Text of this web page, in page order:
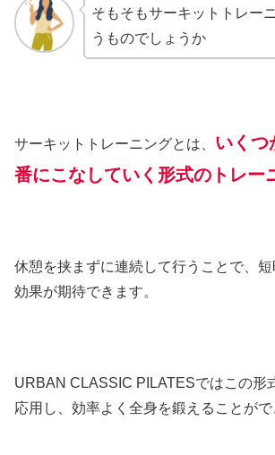
そもそもサーキットトレー
うものでしょうか
サーキットトレーニングとは、 いくつ
番にこなしていく形式のトレー
休憩を挟まずに連続して行うことで、
効果が期待できます。
URBAN CLASSIC PILATESではこの形
応用し、効率よく全身を鍛えることがで